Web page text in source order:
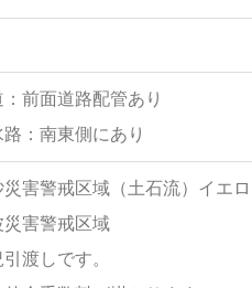
：前面道路配管あり
路：南東側にあり
災害警戒区域（土石流）イエ
災害警戒区域
引渡しです。